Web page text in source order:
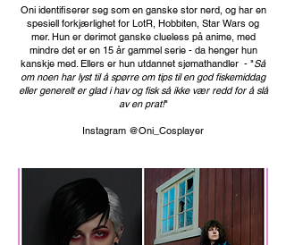
Oni identifiserer seg som en ganske stor nerd, og har en
spesiell forkjærlighet for LotR, Hobbiten, Star Wars og
mer. Hun er derimot ganske clueless på anime, med
mindre det er en 15 år gammel serie - da henger hun
kanskje med. Ellers er hun utdannet sjømathandler - "Så
om noen har lyst til å spørre om tips til en god fiskemiddag
eller generelt er glad i hav og fisk så ikke vær redd for å slå
av en prat!"
Instagram @Oni_Cosplayer